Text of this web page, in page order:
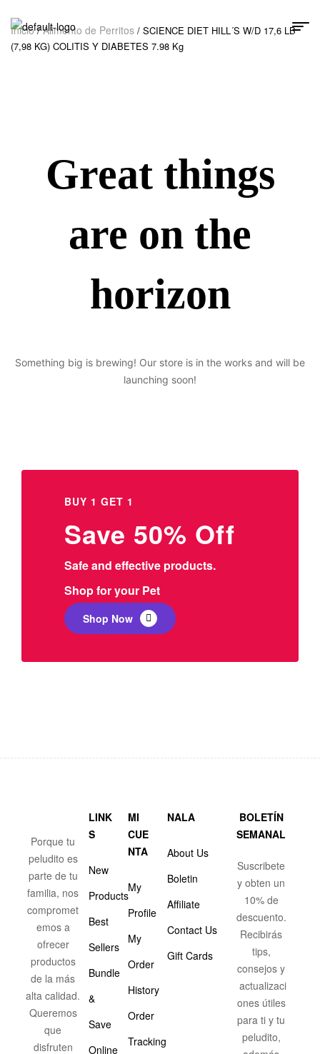
Inicio/Alimento de Perritos / SCIENCE DIET HILL´S W/D 17,6 LB
(7,98 KG) COLITIS Y DIABETES 7.98 Kg
Great things
are on the
horizon
Something big is brewing! Our store is in the works and will be
launching soon!
BUY 1 GET 1
Save 50% Off
Safe and effective products.
Shop for your Pet
Shop Now
Porque tu
peludito es
parte de tu
familia, nos
compromet
emos a
ofrecer
productos
de la más
alta calidad.
Queremos
que
disfruten
LINK
S
New
Products
Best
Sellers
Bundle
&
Save
Online
MI
CUE
NTA
My
Profile
My
Order
History
Order
Tracking
NALA
About Us
Boletin
Affiliate
Contact Us
Gift Cards
BOLETÍN
SEMANAL
Suscribete
y obten un
10% de
descuento.
Recibirás
tips,
consejos y
actualizaci
ones útiles
para ti y tu
peludito,